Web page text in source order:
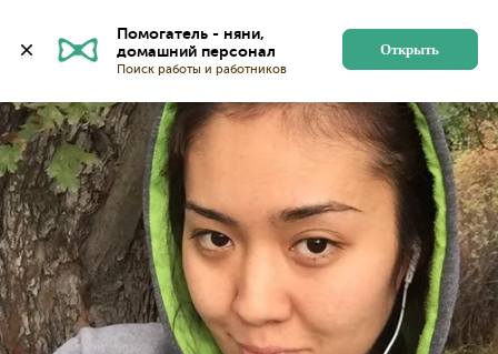
Помогатель - няни,
Поиск работы и работников
Открыть